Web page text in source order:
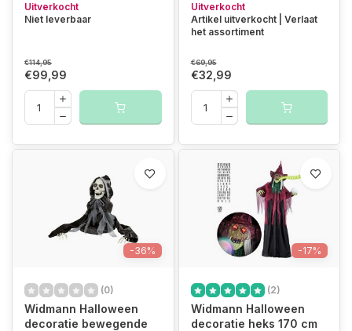
Uitverkocht
Niet leverbaar
€114,95
€99,99
Uitverkocht
Artikel uitverkocht | Verlaat
het assortiment
€69,95
€32,99
-36%
(0)
Widmann Halloween
decoratie bewegende
-17%
(2)
Widmann Halloween
decoratie heks 170 cm